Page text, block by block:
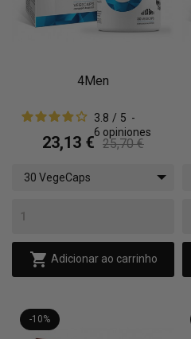
4Men
3.8 / 5 -
6 opiniones
23,13 € 25,70 €
30 VegeCaps
 Adicionar ao carrinho
-10%